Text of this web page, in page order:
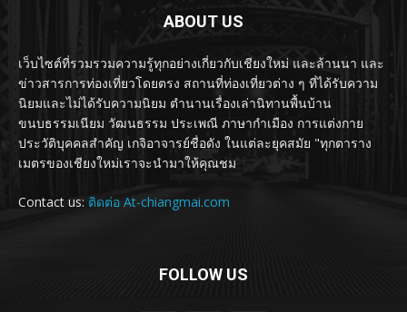
ABOUT US
เว็บไซต์ที่รวมรวมความรู้ทุกอย่างเกี่ยวกับเชียงใหม่ และล้านนา และ
ข่าวสารการท่องเที่ยวโดยตรง สถานที่ท่องเที่ยวต่าง ๆ ที่ได้รับความ
นิยมและไม่ได้รับความนิยม ตำนานเรื่องเล่านิทานพื้นบ้าน
ขนบธรรมเนียม วัฒนธรรม ประเพณี ภาษากำเมือง การแต่งกาย
ประวัติบุคคลสำคัญ เกจิอาจารย์ชื่อดัง ในแต่ละยุคสมัย "ทุกตาราง
เมตรของเชียงใหม่เราจะนำมาให้คุณชม
Contact us: ติดต่อ At-chiangmai.com
FOLLOW US